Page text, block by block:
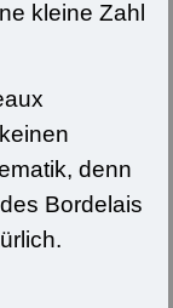
kleine Zahl
denn
Bordelais